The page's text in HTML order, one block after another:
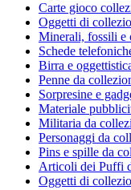
Carte gioco
Oggetti di
Minerali, fossili e
Schede
Birra e
Penne da
Sorpresine e
Materiale
Militaria da
Personaggi da
Pins e spille da
Articoli dei Puffi
Oggetti di